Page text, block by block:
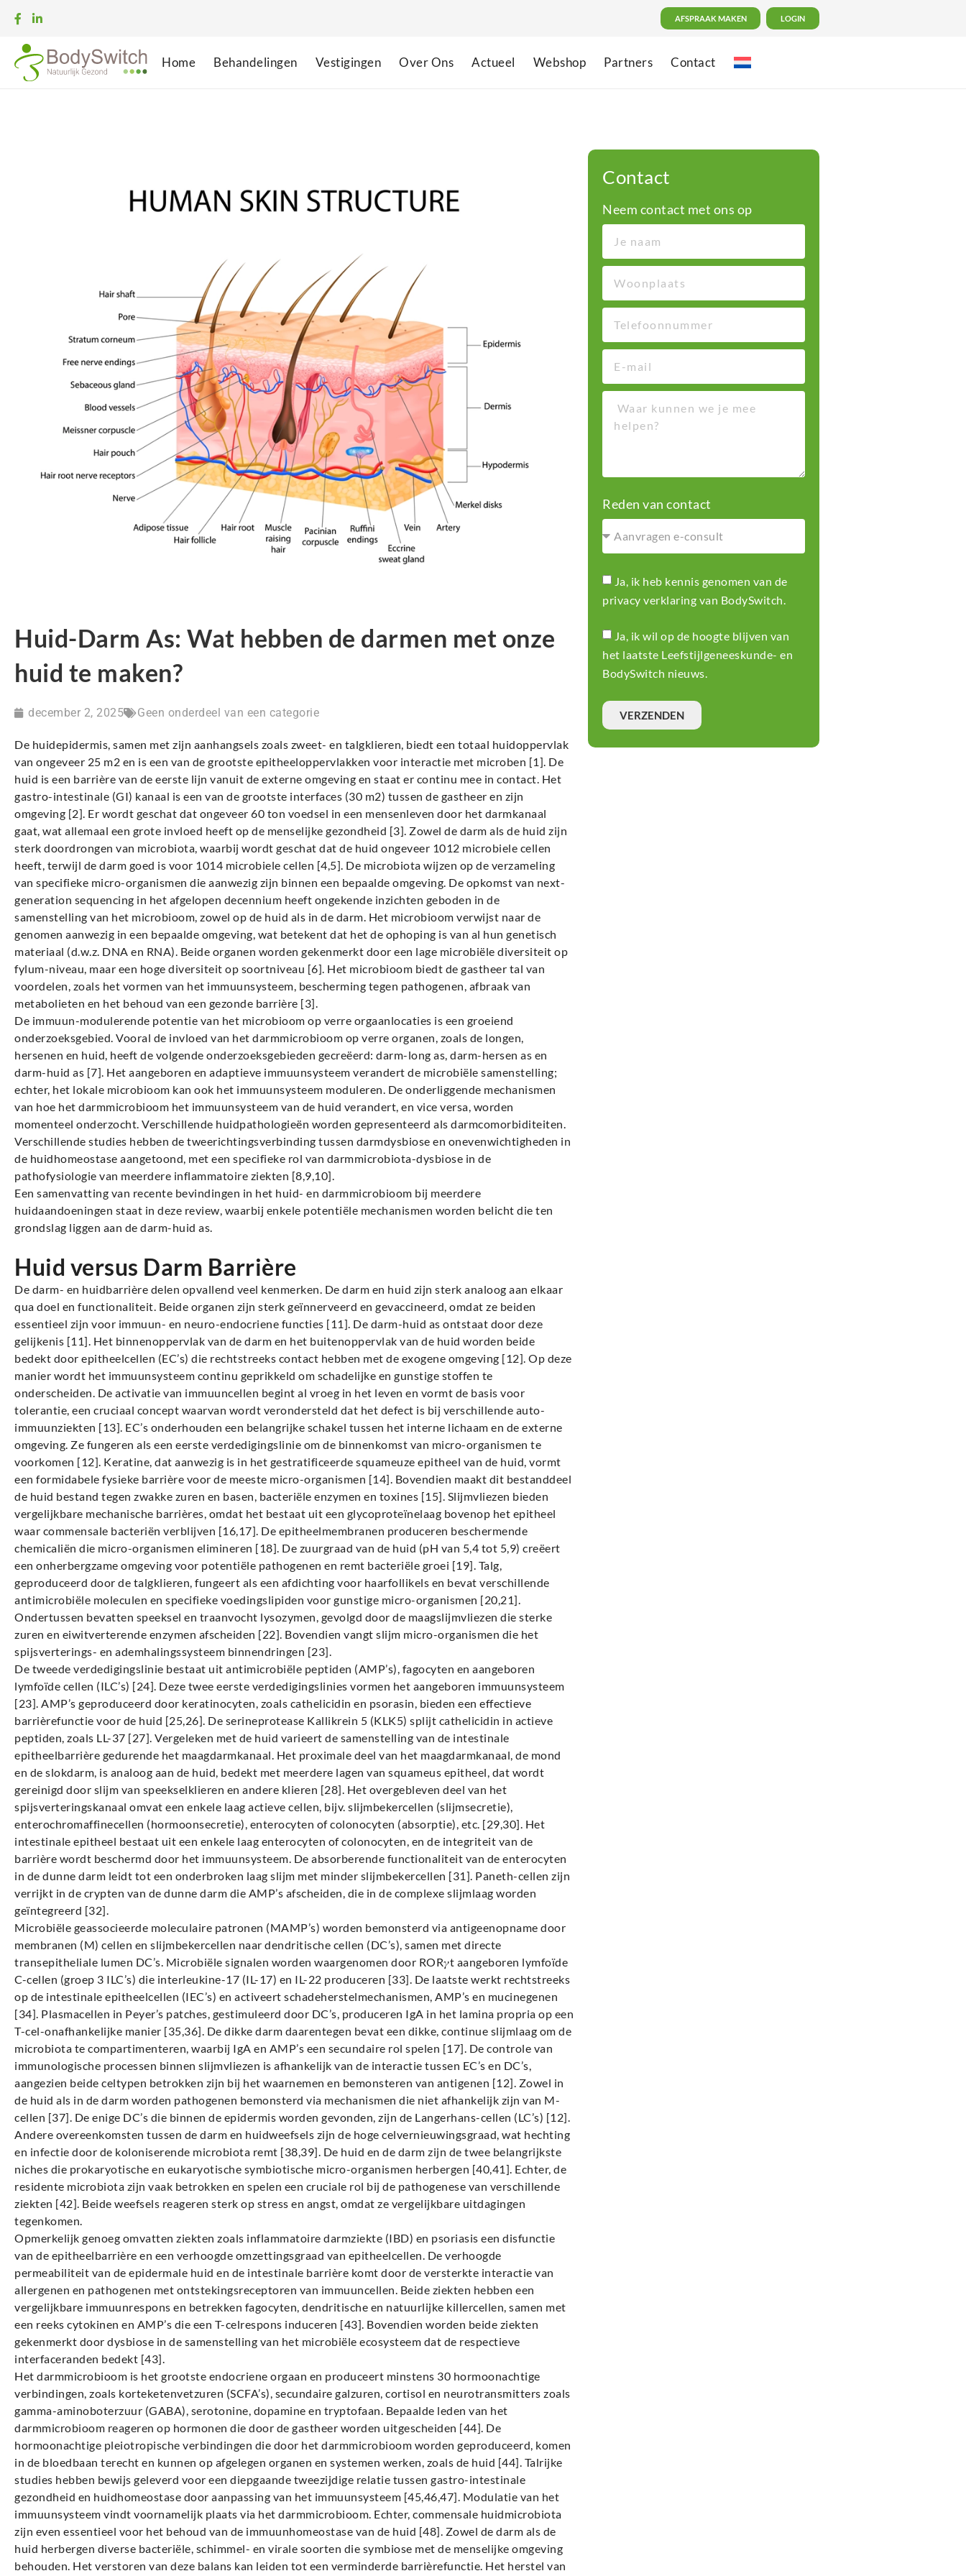
AFSPRAAK MAKEN LOGIN
Home Behandelingen Vestigingen Over Ons Actueel Webshop Partners Contact
Huid-Darm As: Wat hebben de darmen met onze
huid te maken?
december 2, 2025 Geen onderdeel van een categorie
De huidepidermis, samen met zijn aanhangsels zoals zweet- en talgklieren, biedt een totaal huidoppervlak
van ongeveer 25 m2 en is een van de grootste epitheeloppervlakken voor interactie met microben [1]. De
huid is een barrière van de eerste lijn vanuit de externe omgeving en staat er continu mee in contact. Het
gastro-intestinale (GI) kanaal is een van de grootste interfaces (30 m2) tussen de gastheer en zijn
omgeving [2]. Er wordt geschat dat ongeveer 60 ton voedsel in een mensenleven door het darmkanaal
gaat, wat allemaal een grote invloed heeft op de menselijke gezondheid [3]. Zowel de darm als de huid zijn
sterk doordrongen van microbiota, waarbij wordt geschat dat de huid ongeveer 1012 microbiele cellen
heeft, terwijl de darm goed is voor 1014 microbiele cellen [4,5]. De microbiota wijzen op de verzameling
van specifieke micro-organismen die aanwezig zijn binnen een bepaalde omgeving. De opkomst van next-
generation sequencing in het afgelopen decennium heeft ongekende inzichten geboden in de
samenstelling van het microbioom, zowel op de huid als in de darm. Het microbioom verwijst naar de
genomen aanwezig in een bepaalde omgeving, wat betekent dat het de ophoping is van al hun genetisch
materiaal (d.w.z. DNA en RNA). Beide organen worden gekenmerkt door een lage microbiële diversiteit op
fylum-niveau, maar een hoge diversiteit op soortniveau [6]. Het microbioom biedt de gastheer tal van
voordelen, zoals het vormen van het immuunsysteem, bescherming tegen pathogenen, afbraak van
metabolieten en het behoud van een gezonde barrière [3].
De immuun-modulerende potentie van het microbioom op verre orgaanlocaties is een groeiend
onderzoeksgebied. Vooral de invloed van het darmmicrobioom op verre organen, zoals de longen,
hersenen en huid, heeft de volgende onderzoeksgebieden gecreëerd: darm-long as, darm-hersen as en
darm-huid as [7]. Het aangeboren en adaptieve immuunsysteem verandert de microbiële samenstelling;
echter, het lokale microbioom kan ook het immuunsysteem moduleren. De onderliggende mechanismen
van hoe het darmmicrobioom het immuunsysteem van de huid verandert, en vice versa, worden
momenteel onderzocht. Verschillende huidpathologieën worden gepresenteerd als darmcomorbiditeiten.
Verschillende studies hebben de tweerichtingsverbinding tussen darmdysbiose en onevenwichtigheden in
de huidhomeostase aangetoond, met een specifieke rol van darmmicrobiota-dysbiose in de
pathofysiologie van meerdere inflammatoire ziekten [8,9,10].
Een samenvatting van recente bevindingen in het huid- en darmmicrobioom bij meerdere
huidaandoeningen staat in deze review, waarbij enkele potentiële mechanismen worden belicht die ten
grondslag liggen aan de darm-huid as.
Huid versus Darm Barrière
De darm- en huidbarrière delen opvallend veel kenmerken. De darm en huid zijn sterk analoog aan elkaar
qua doel en functionaliteit. Beide organen zijn sterk geïnnerveerd en gevaccineerd, omdat ze beiden
essentieel zijn voor immuun- en neuro-endocriene functies [11]. De darm-huid as ontstaat door deze
gelijkenis [11]. Het binnenoppervlak van de darm en het buitenoppervlak van de huid worden beide
bedekt door epitheelcellen (EC’s) die rechtstreeks contact hebben met de exogene omgeving [12]. Op deze
manier wordt het immuunsysteem continu geprikkeld om schadelijke en gunstige stoffen te
onderscheiden. De activatie van immuuncellen begint al vroeg in het leven en vormt de basis voor
tolerantie, een cruciaal concept waarvan wordt verondersteld dat het defect is bij verschillende auto-
immuunziekten [13]. EC’s onderhouden een belangrijke schakel tussen het interne lichaam en de externe
omgeving. Ze fungeren als een eerste verdedigingslinie om de binnenkomst van micro-organismen te
voorkomen [12]. Keratine, dat aanwezig is in het gestratificeerde squameuze epitheel van de huid, vormt
een formidabele fysieke barrière voor de meeste micro-organismen [14]. Bovendien maakt dit bestanddeel
de huid bestand tegen zwakke zuren en basen, bacteriële enzymen en toxines [15]. Slijmvliezen bieden
vergelijkbare mechanische barrières, omdat het bestaat uit een glycoproteïnelaag bovenop het epitheel
waar commensale bacteriën verblijven [16,17]. De epitheelmembranen produceren beschermende
chemicaliën die micro-organismen elimineren [18]. De zuurgraad van de huid (pH van 5,4 tot 5,9) creëert
een onherbergzame omgeving voor potentiële pathogenen en remt bacteriële groei [19]. Talg,
geproduceerd door de talgklieren, fungeert als een afdichting voor haarfollikels en bevat verschillende
antimicrobiële moleculen en specifieke voedingslipiden voor gunstige micro-organismen [20,21].
Ondertussen bevatten speeksel en traanvocht lysozymen, gevolgd door de maagslijmvliezen die sterke
zuren en eiwitverterende enzymen afscheiden [22]. Bovendien vangt slijm micro-organismen die het
spijsverterings- en ademhalingssysteem binnendringen [23].
De tweede verdedigingslinie bestaat uit antimicrobiële peptiden (AMP’s), fagocyten en aangeboren
lymfoïde cellen (ILC’s) [24]. Deze twee eerste verdedigingslinies vormen het aangeboren immuunsysteem
[23]. AMP’s geproduceerd door keratinocyten, zoals cathelicidin en psorasin, bieden een effectieve
barrièrefunctie voor de huid [25,26]. De serineprotease Kallikrein 5 (KLK5) splijt cathelicidin in actieve
peptiden, zoals LL-37 [27]. Vergeleken met de huid varieert de samenstelling van de intestinale
epitheelbarrière gedurende het maagdarmkanaal. Het proximale deel van het maagdarmkanaal, de mond
en de slokdarm, is analoog aan de huid, bedekt met meerdere lagen van squameus epitheel, dat wordt
gereinigd door slijm van speekselklieren en andere klieren [28]. Het overgebleven deel van het
spijsverteringskanaal omvat een enkele laag actieve cellen, bijv. slijmbekercellen (slijmsecretie),
enterochromaffinecellen (hormoonsecretie), enterocyten of colonocyten (absorptie), etc. [29,30]. Het
intestinale epitheel bestaat uit een enkele laag enterocyten of colonocyten, en de integriteit van de
barrière wordt beschermd door het immuunsysteem. De absorberende functionaliteit van de enterocyten
in de dunne darm leidt tot een onderbroken laag slijm met minder slijmbekercellen [31]. Paneth-cellen zijn
verrijkt in de crypten van de dunne darm die AMP’s afscheiden, die in de complexe slijmlaag worden
geïntegreerd [32].
Microbiële geassocieerde moleculaire patronen (MAMP’s) worden bemonsterd via antigeenopname door
membranen (M) cellen en slijmbekercellen naar dendritische cellen (DC’s), samen met directe
transepitheliale lumen DC’s. Microbiële signalen worden waargenomen door ROR𝛾t aangeboren lymfoïde
C-cellen (groep 3 ILC’s) die interleukine-17 (IL-17) en IL-22 produceren [33]. De laatste werkt rechtstreeks
op de intestinale epitheelcellen (IEC’s) en activeert schadeherstelmechanismen, AMP’s en mucinegenen
[34]. Plasmacellen in Peyer’s patches, gestimuleerd door DC’s, produceren IgA in het lamina propria op een
T-cel-onafhankelijke manier [35,36]. De dikke darm daarentegen bevat een dikke, continue slijmlaag om de
microbiota te compartimenteren, waarbij IgA en AMP’s een secundaire rol spelen [17]. De controle van
immunologische processen binnen slijmvliezen is afhankelijk van de interactie tussen EC’s en DC’s,
aangezien beide celtypen betrokken zijn bij het waarnemen en bemonsteren van antigenen [12]. Zowel in
de huid als in de darm worden pathogenen bemonsterd via mechanismen die niet afhankelijk zijn van M-
cellen [37]. De enige DC’s die binnen de epidermis worden gevonden, zijn de Langerhans-cellen (LC’s) [12].
Andere overeenkomsten tussen de darm en huidweefsels zijn de hoge celvernieuwingsgraad, wat hechting
en infectie door de koloniserende microbiota remt [38,39]. De huid en de darm zijn de twee belangrijkste
niches die prokaryotische en eukaryotische symbiotische micro-organismen herbergen [40,41]. Echter, de
residente microbiota zijn vaak betrokken en spelen een cruciale rol bij de pathogenese van verschillende
ziekten [42]. Beide weefsels reageren sterk op stress en angst, omdat ze vergelijkbare uitdagingen
tegenkomen.
Opmerkelijk genoeg omvatten ziekten zoals inflammatoire darmziekte (IBD) en psoriasis een disfunctie
van de epitheelbarrière en een verhoogde omzettingsgraad van epitheelcellen. De verhoogde
permeabiliteit van de epidermale huid en de intestinale barrière komt door de versterkte interactie van
allergenen en pathogenen met ontstekingsreceptoren van immuuncellen. Beide ziekten hebben een
vergelijkbare immuunrespons en betrekken fagocyten, dendritische en natuurlijke killercellen, samen met
een reeks cytokinen en AMP’s die een T-celrespons induceren [43]. Bovendien worden beide ziekten
gekenmerkt door dysbiose in de samenstelling van het microbiële ecosysteem dat de respectieve
interfaceranden bedekt [43].
Het darmmicrobioom is het grootste endocriene orgaan en produceert minstens 30 hormoonachtige
verbindingen, zoals korteketenvetzuren (SCFA’s), secundaire galzuren, cortisol en neurotransmitters zoals
gamma-aminoboterzuur (GABA), serotonine, dopamine en tryptofaan. Bepaalde leden van het
darmmicrobioom reageren op hormonen die door de gastheer worden uitgescheiden [44]. De
hormoonachtige pleiotropische verbindingen die door het darmmicrobioom worden geproduceerd, komen
in de bloedbaan terecht en kunnen op afgelegen organen en systemen werken, zoals de huid [44]. Talrijke
studies hebben bewijs geleverd voor een diepgaande tweezijdige relatie tussen gastro-intestinale
gezondheid en huidhomeostase door aanpassing van het immuunsysteem [45,46,47]. Modulatie van het
immuunsysteem vindt voornamelijk plaats via het darmmicrobioom. Echter, commensale huidmicrobiota
zijn even essentieel voor het behoud van de immuunhomeostase van de huid [48]. Zowel de darm als de
huid herbergen diverse bacteriële, schimmel- en virale soorten die symbiose met de menselijke omgeving
behouden. Het verstoren van deze balans kan leiden tot een verminderde barrièrefunctie. Het herstel van
Contact
Neem contact met ons op
Reden van contact
Ja, ik heb kennis genomen van de
privacy verklaring van BodySwitch.
Ja, ik wil op de hoogte blijven van
het laatste Leefstijlgeneeskunde- en
BodySwitch nieuws.
VERZENDEN